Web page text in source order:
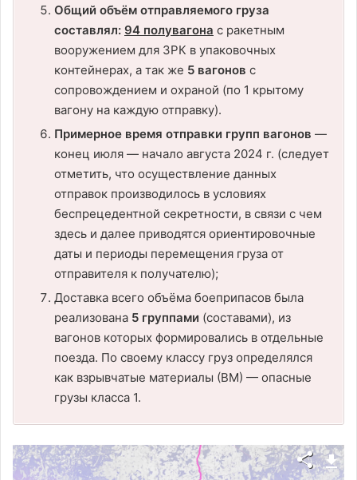
Общий объём отправляемого груза
составлял: 94 полувагона с ракетным
вооружением для ЗРК в упаковочных
контейнерах, а так же 5 вагонов с
сопровождением и охраной (по 1 крытому
вагону на каждую отправку).
Примерное время отправки групп вагонов —
конец июля — начало августа 2024 г. (следует
отметить, что осуществление данных
отправок производилось в условиях
беспрецедентной секретности, в связи с чем
здесь и далее приводятся ориентировочные
даты и периоды перемещения груза от
отправителя к получателю);
Доставка всего объёма боеприпасов была
реализована 5 группами (составами), из
вагонов которых формировались в отдельные
поезда. По своему классу груз определялся
как взрывчатые материалы (ВМ) — опасные
грузы класса 1.